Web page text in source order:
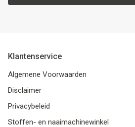
Klantenservice
Algemene Voorwaarden
Disclaimer
Privacybeleid
Stoffen- en naaimachinewinkel